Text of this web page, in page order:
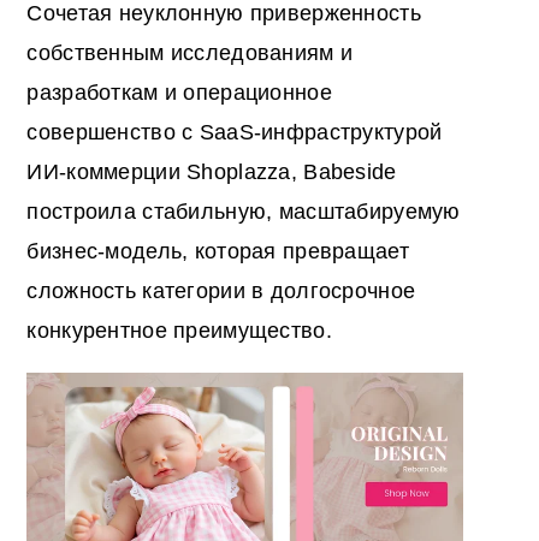
Сочетая неуклонную приверженность
собственным исследованиям и
разработкам и операционное
совершенство с SaaS-инфраструктурой
ИИ-коммерции Shoplazza, Babeside
построила стабильную, масштабируемую
бизнес-модель, которая превращает
сложность категории в долгосрочное
конкурентное преимущество.